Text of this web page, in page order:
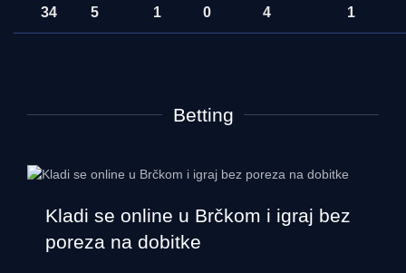
34 5 1 0 4 1
Betting
Kladi se online u Brčkom i igraj bez
poreza na dobitke